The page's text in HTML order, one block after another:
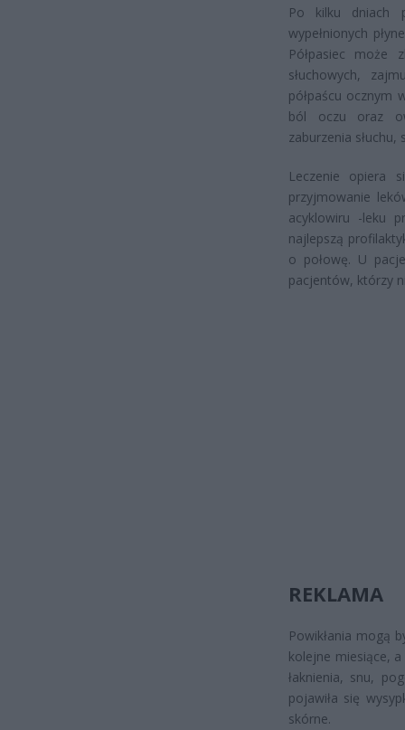
Po kilku dniach
wypełnionych
Półpasiec może
słuchowych,
półpaścu ocznym
ból oczu oraz
zaburzenia
Leczenie opiera
przyjmowanie
acyklowiru -leku
najlepszą
o połowę. U
pacjentów, którzy
REKLAMA
Powikłania mogą
kolejne miesiące,
łaknienia, snu,
pojawiła się
skórne.